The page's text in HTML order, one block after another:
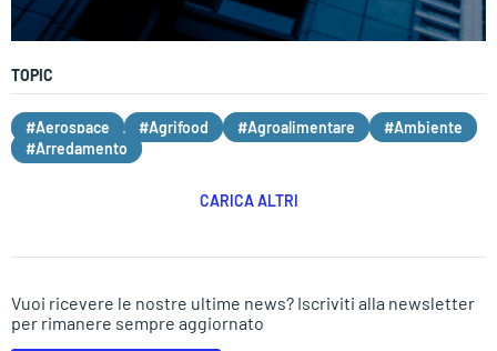
TOPIC
#Aerospace #Agrifood #Agroalimentare
#Ambiente
#Arredamento
CARICA ALTRI
Vuoi ricevere le nostre ultime news? Iscriviti alla newsletter
per rimanere sempre aggiornato